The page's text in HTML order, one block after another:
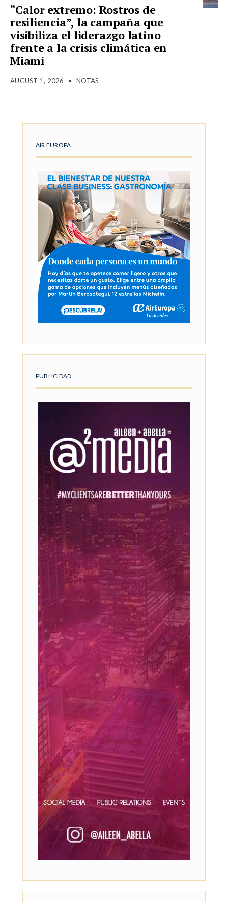
“Calor extremo: Rostros de
resiliencia”, la campaña que
visibiliza el liderazgo latino
frente a la crisis climática en
Miami
AUGUST 1, 2026 • NOTAS
AIR EUROPA
PUBLICIDAD